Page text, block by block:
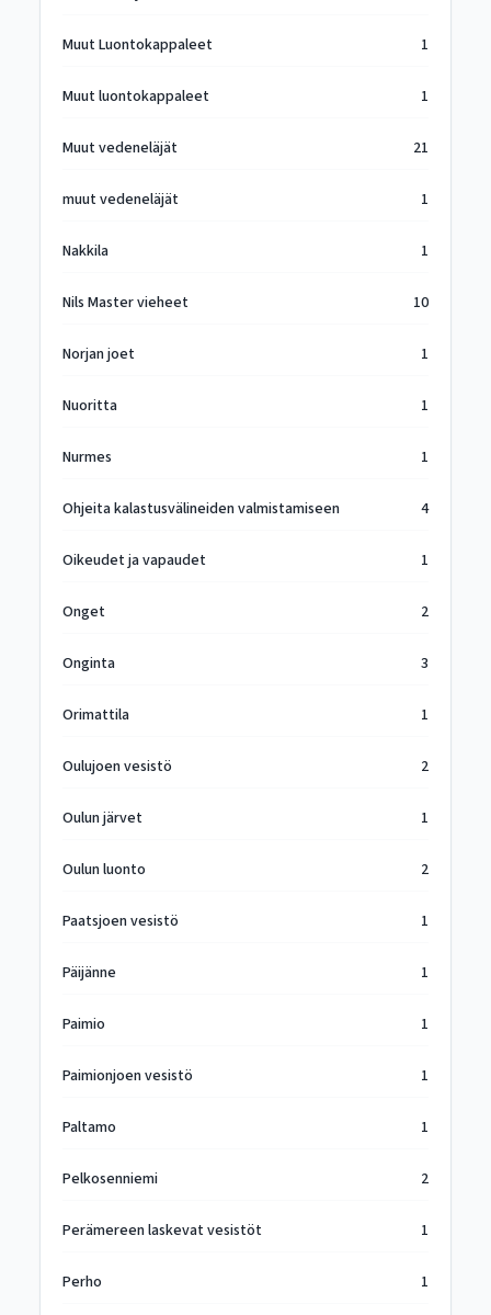
Muut Luontokappaleet 1
Muut luontokappaleet 1
Muut vedeneläjät 21
muut vedeneläjät 1
Nakkila 1
Nils Master vieheet 10
Norjan joet 1
Nuoritta 1
Nurmes 1
Ohjeita kalastusvälineiden valmistamiseen 4
Oikeudet ja vapaudet 1
Onget 2
Onginta 3
Orimattila 1
Oulujoen vesistö 2
Oulun järvet 1
Oulun luonto 2
Paatsjoen vesistö 1
Päijänne 1
Paimio 1
Paimionjoen vesistö 1
Paltamo 1
Pelkosenniemi 2
Perämereen laskevat vesistöt 1
Perho 1